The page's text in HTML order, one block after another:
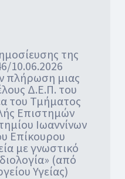
της
10.06.2026
πλήρωση μιας
Δ.Ε.Π. του
του Τμήματος
Επιστημών
Ιωαννίνων
Επίκουρου
με γνωστικό
(από
Υγείας)